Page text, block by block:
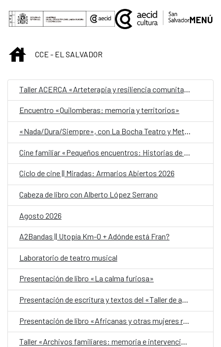
Saltar al contenido principal
MENÚ
INICIOCCE - EL SALVADOR
Encuentro «Quilomberas: memoria y territorios»
«Nada/Dura/Siempre», con La Bocha Teatro y Metafórica
Ciclo de cine || Miradas: Armarios Abiertos 2026
Cabeza de libro con Alberto López Serrano
Agosto 2026
A2Bandas || Utopía Km-0 + Adónde está Fran?
Laboratorio de teatro musical
Presentación de libro «La calma furiosa»
Presentación de escritura y textos del «Taller de autobiografía para mujeres 70+»
Presentación de libro «Africanas y otras mujeres racializadas»
Taller «Archivos familiares: memoria e intervención»